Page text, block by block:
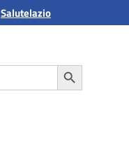
Salutelazio
Search Button